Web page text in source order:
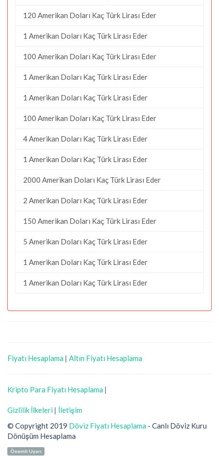
120 Amerikan Doları Kaç Türk Lirası Eder
1 Amerikan Doları Kaç Türk Lirası Eder
100 Amerikan Doları Kaç Türk Lirası Eder
1 Amerikan Doları Kaç Türk Lirası Eder
1 Amerikan Doları Kaç Türk Lirası Eder
100 Amerikan Doları Kaç Türk Lirası Eder
4 Amerikan Doları Kaç Türk Lirası Eder
1 Amerikan Doları Kaç Türk Lirası Eder
2000 Amerikan Doları Kaç Türk Lirası Eder
2 Amerikan Doları Kaç Türk Lirası Eder
150 Amerikan Doları Kaç Türk Lirası Eder
5 Amerikan Doları Kaç Türk Lirası Eder
1 Amerikan Doları Kaç Türk Lirası Eder
1 Amerikan Doları Kaç Türk Lirası Eder
Fiyatı Hesaplama | Altın Fiyatı Hesaplama
Kripto Para Fiyatı Hesaplama |
Gizlilik İlkeleri | İletişim
© Copyright 2019 Döviz Fiyatı Hesaplama - Canlı Döviz Kuru
Dönüşüm Hesaplama
Önemli Uyarı